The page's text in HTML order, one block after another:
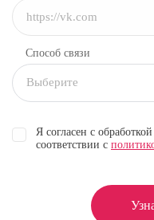
Способ связи
Выберите
Я согласен с
соответствии с